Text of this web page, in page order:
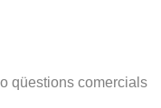
qüestions comercials